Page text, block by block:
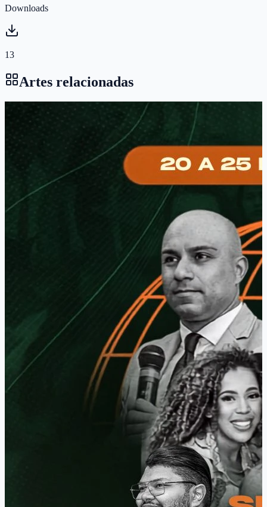
Downloads
13
Artes relacionadas